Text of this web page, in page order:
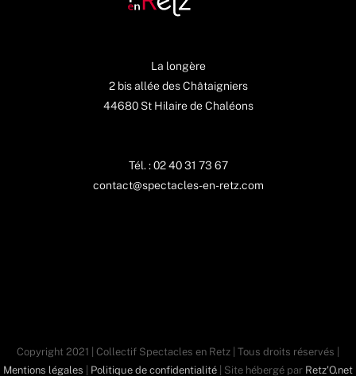
La longère
2 bis allée des Châtaigniers
44680 St Hilaire de Chaléons
Tél. : 02 40 31 73 67
contact@spectacles-en-retz.com
Copyright 2021 | Collectif Spectacles en Retz | Tous droits réservés |
Mentions légales
Politique de confidentialité | Site hébergé par Retz'O.net